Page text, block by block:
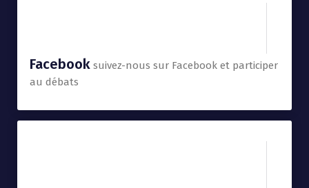
Facebook suivez-nous sur Facebook et participer
au débats